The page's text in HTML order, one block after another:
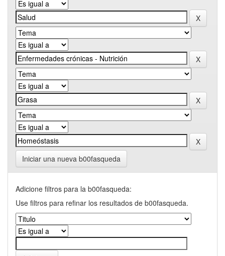
Iniciar una nueva b00fasqueda
Adicione filtros para la b00fasqueda:
Use filtros para refinar los resultados de b00fasqueda.